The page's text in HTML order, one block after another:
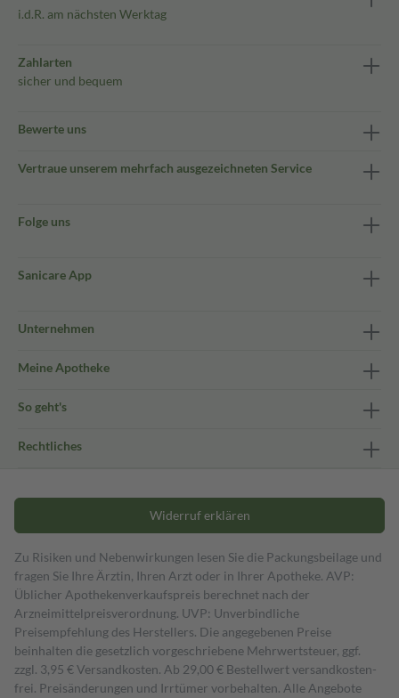
i.d.R. am nächsten Werktag
Zahlarten
sicher und bequem
Bewerte uns
Vertraue unserem mehrfach ausgezeichneten Service
Folge uns
Sanicare App
Unternehmen
Meine Apotheke
So geht's
Rechtliches
Widerruf erklären
Zu Risiken und Nebenwirkungen lesen Sie die Packungsbeilage und
fragen Sie Ihre Ärztin, Ihren Arzt oder in Ihrer Apotheke. AVP:
Üblicher Apothekenverkaufspreis berechnet nach der
Arzneimittelpreisverordnung. UVP: Unverbindliche
Preisempfehlung des Herstellers. Die angegebenen Preise
beinhalten die gesetzlich vorgeschriebene Mehrwertsteuer, ggf.
zzgl. 3,95 € Versandkosten. Ab 29,00 € Bestell­wert versand­kosten­
frei. Preisänderungen und Irrtümer vorbehalten. Alle Angebote